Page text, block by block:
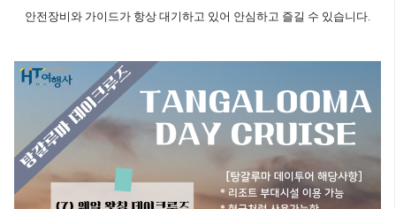
안전장비와 가이드가 항상 대기하고 있어 안심하고 즐길 수 있습니다.